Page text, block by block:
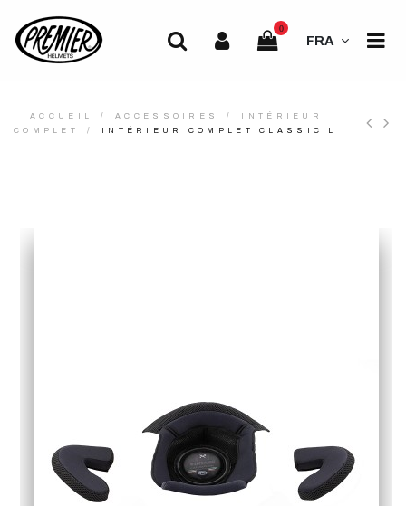
0
FRA
ACCUEIL ACCESSOIRES
INTÉRIEUR
COMPLET
INTÉRIEUR COMPLET CLASSIC L